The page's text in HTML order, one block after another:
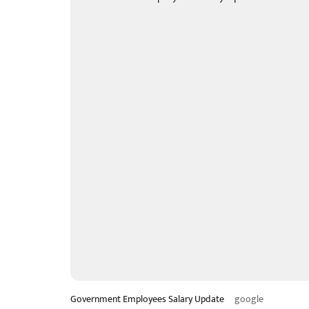
Government Employees Salary Update google